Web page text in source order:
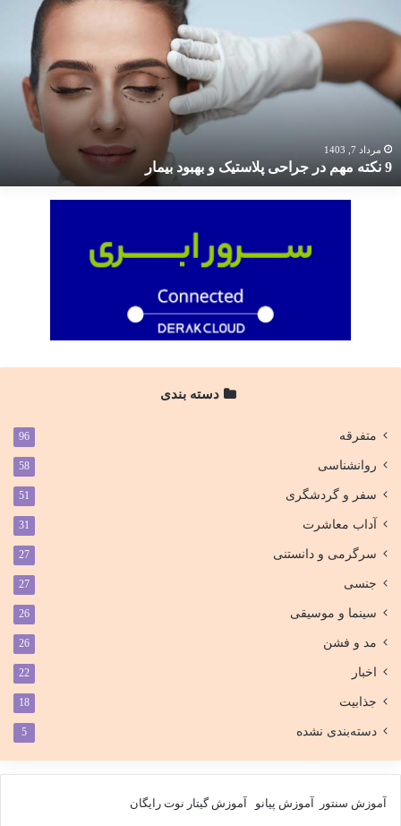
مهم
جراحی
پلاستیک
و
بیمارمرداد 7, 1403
9 نکته مهم در جراحی پلاستیک و بهبود بیمار
دسته بندی
متفرقه 96
روانشناسی 58
سفر و گردشگری 51
آداب معاشرت 31
سرگرمی و دانستنی 27
جنسی 27
سینما و موسیقی 26
مد و فشن 26
اخبار 22
جذابیت 18
دسته‌بندی نشده 5
آموزش سنتور آموزش پیانو آموزش گیتار نوت رایگان